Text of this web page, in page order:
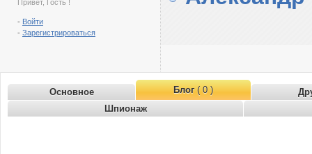
Привет, Гость !
- Войти
- Зарегистрироваться
Основное Блог( 0 )
Шпионаж